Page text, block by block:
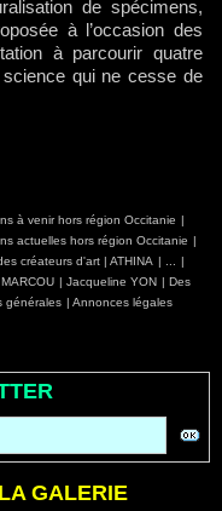
de spécimens,
à l’occasion des
à parcourir quatre
qui ne cesse de
à venir hors région Occitanie |
actuelles hors région Occitanie |
créateurs d'art | ATHINA |
|
| Jacqueline YON | Des
générales | Annonces légales
GALERIE